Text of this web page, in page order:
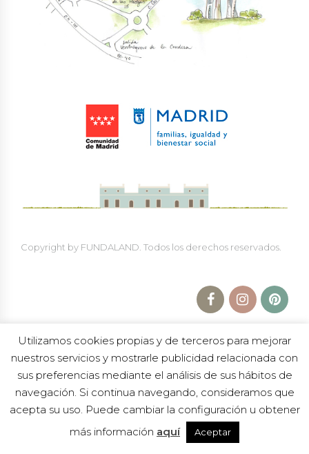
« TODOS LOS EVENTOS
Copyright by FUNDALAND. Todos los derechos reservados.
Política de Protección a la Infancia|Política de
privacidad|Aviso legal|Trabaja en Fundaland
Utilizamos cookies propias y de terceros para mejorar
nuestros servicios y mostrarle publicidad relacionada con
sus preferencias mediante el análisis de sus hábitos de
navegación. Si continua navegando, consideramos que
acepta su uso. Puede cambiar la configuración u obtener
más información aquí Aceptar